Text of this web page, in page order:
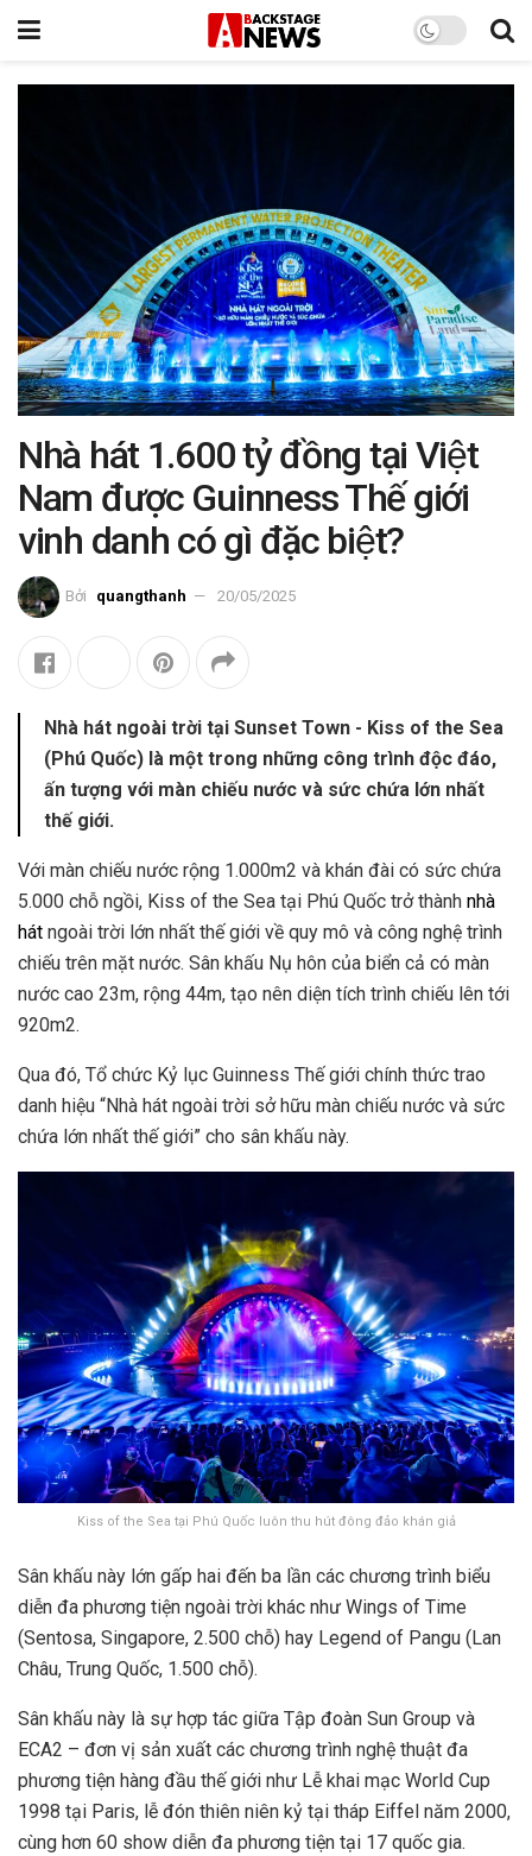
Nhà hát 1.600 tỷ đồng tại Việt
Nam được Guinness Thế giới
vinh danh có gì đặc biệt?
Bởi quangthanh 20/05/2025
Nhà hát ngoài trời tại Sunset Town - Kiss of the Sea
(Phú Quốc) là một trong những công trình độc đáo,
ấn tượng với màn chiếu nước và sức chứa lớn nhất
thế giới.
Với màn chiếu nước rộng 1.000m2 và khán đài có sức chứa
5.000 chỗ ngồi, Kiss of the Sea tại Phú Quốc trở thành nhà
hát ngoài trời lớn nhất thế giới về quy mô và công nghệ trình
chiếu trên mặt nước. Sân khấu Nụ hôn của biển cả có màn
nước cao 23m, rộng 44m, tạo nên diện tích trình chiếu lên tới
920m2.
Qua đó, Tổ chức Kỷ lục Guinness Thế giới chính thức trao
danh hiệu “Nhà hát ngoài trời sở hữu màn chiếu nước và sức
chứa lớn nhất thế giới” cho sân khấu này.
Kiss of the Sea tại Phú Quốc luôn thu hút đông đảo khán giả
Sân khấu này lớn gấp hai đến ba lần các chương trình biểu
diễn đa phương tiện ngoài trời khác như Wings of Time
(Sentosa, Singapore, 2.500 chỗ) hay Legend of Pangu (Lan
Châu, Trung Quốc, 1.500 chỗ).
Sân khấu này là sự hợp tác giữa Tập đoàn Sun Group và
ECA2 – đơn vị sản xuất các chương trình nghệ thuật đa
phương tiện hàng đầu thế giới như Lễ khai mạc World Cup
1998 tại Paris, lễ đón thiên niên kỷ tại tháp Eiffel năm 2000,
cùng hơn 60 show diễn đa phương tiện tại 17 quốc gia.